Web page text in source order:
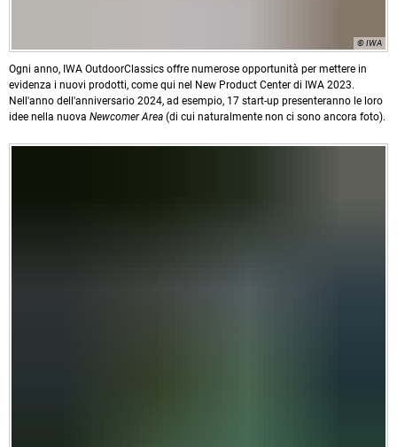
© IWA
Ogni anno, IWA OutdoorClassics offre numerose opportunità per mettere in
evidenza i nuovi prodotti, come qui nel New Product Center di IWA 2023.
Nell'anno dell'anniversario 2024, ad esempio, 17 start-up presenteranno le loro
idee nella nuova Newcomer Area (di cui naturalmente non ci sono ancora foto).